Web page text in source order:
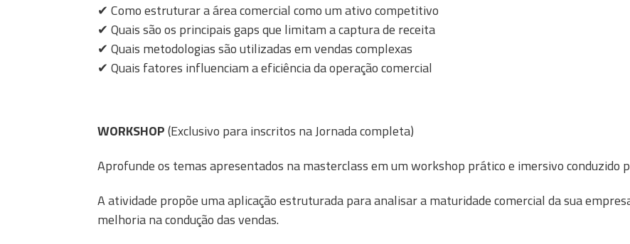
✔ Como estruturar a área comercial como um ativo competitivo
✔ Quais são os principais gaps que limitam a captura de receita
✔ Quais metodologias são utilizadas em vendas complexas
✔ Quais fatores influenciam a eficiência da operação comercial
WORKSHOP(Exclusivo para inscritos na Jornada completa)
Aprofunde os temas apresentados na masterclass em um workshop prático e imersivo conduzido
A atividade propõe uma aplicação estruturada para analisar a maturidade comercial da sua
melhoria na condução das vendas.